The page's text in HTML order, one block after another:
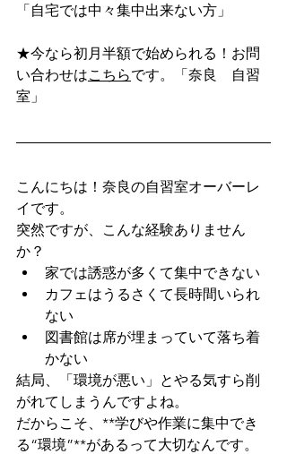
「自宅では中々集中出来ない方」
★今なら初月半額で始められる！お問
い合わせはこちらです。「奈良　自習
室」
こんにちは！奈良の自習室オーバーレ
イです。
突然ですが、こんな経験ありません
か？
家では誘惑が多くて集中できない
カフェはうるさくて長時間いられ
ない
図書館は席が埋まっていて落ち着
かない
結局、「環境が悪い」とやる気すら削
がれてしまうんですよね。
だからこそ、**学びや作業に集中でき
る“環境”**があるって大切なんです。